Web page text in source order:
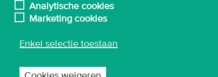
Analytische cookies
Marketing cookies
Enkel selectie toestaan
English
Algemene inkoopvoorwaarden